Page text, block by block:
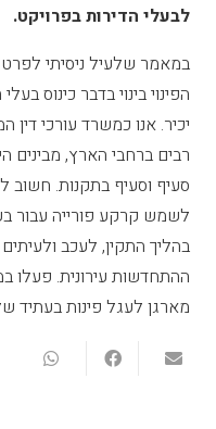
לבעלי הדירות בפרויקט.
במאמר שלעיל ניסיתי
הפינוי בינוי בדבר כינוס
יכיר. אנו כמשרד עורכי דין
רבים ברחבי הארץ,
סעיף וסעיף בתקנות. חשוב
לשמש קרקע פורייה עבור
בהליך התקין, לעכב
ההתחדשות עירונית. פעלו
מארגן לעגל פינות בעתיד